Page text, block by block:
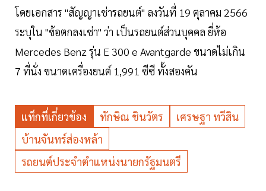
โดยเอกสาร "สัญญาเช่ารถยนต์" ลงวันที่ 19 ตุลาคม 2566
ระบุใน "ข้อตกลงเช่า" ว่า เป็นรถยนต์ส่วนบุคคล ยี่ห้อ
Mercedes Benz รุ่น E 300 e Avantgarde ขนาดไม่เกิน
7 ที่นั่ง ขนาดเครื่องยนต์ 1,991 ซีซี ทั้งสองคัน
แท็กที่เกี่ยวข้อง ทักษิณ ชินวัตร
เศรษฐา ทวีสิน
บ้านจันทร์ส่องหล้า
รถยนต์ประจำตำแหน่งนายกรัฐมนตรี